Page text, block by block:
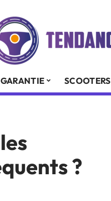
GARANTIE SCOOTERS
?